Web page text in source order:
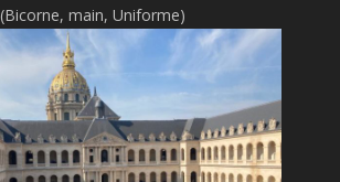
(Bicorne, main, Uniforme)